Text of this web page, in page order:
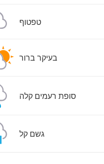
טפטוף
בעיקר ברור
סופת רעמים קלה
גשם קל